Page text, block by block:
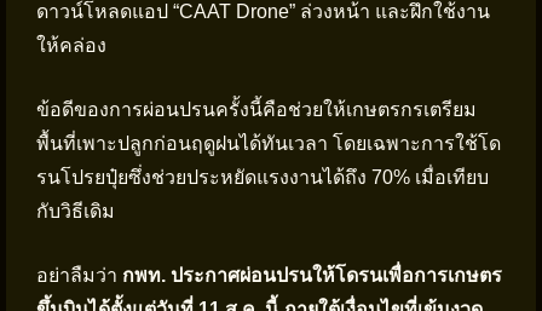
ดาวน์โหลดแอป “CAAT Drone” ล่วงหน้า และฝึกใช้งาน
ให้คล่อง
ข้อดีของการผ่อนปรนครั้งนี้คือช่วยให้เกษตรกรเตรียม
พื้นที่เพาะปลูกก่อนฤดูฝนได้ทันเวลา โดยเฉพาะการใช้โด
รนโปรยปุ๋ยซึ่งช่วยประหยัดแรงงานได้ถึง 70% เมื่อเทียบ
กับวิธีเดิม
อย่าลืมว่า กพท. ประกาศผ่อนปรนให้โดรนเพื่อการเกษตร